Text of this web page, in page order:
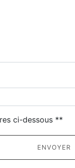
ci-dessous **
ENVOYER